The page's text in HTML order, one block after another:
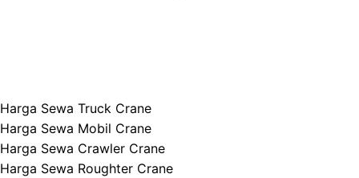
Harga Sewa Truck Crane
Harga Sewa Mobil Crane
Harga Sewa Crawler Crane
Harga Sewa Roughter Crane